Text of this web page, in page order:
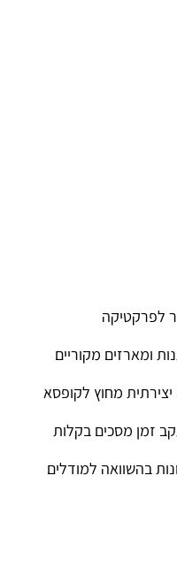
לפרקטיקה
ומארזים מקוריים
זמן מסכים בקלות
בהשוואה למודלים